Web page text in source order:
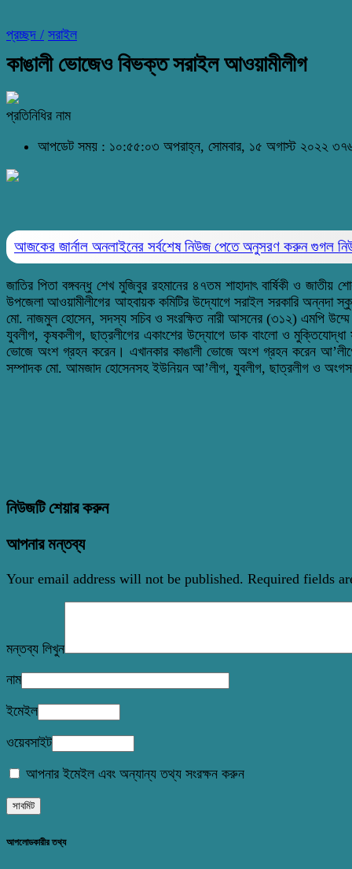
প্রচ্ছদ / সরাইল
কাঙালী ভোজেও বিভক্ত সরাইল আওয়ামীলীগ
প্রতিনিধির নাম
আপডেট সময় : ১০:৫৫:০৩ অপরাহ্ন, সোমবার, ১৫ অগাস্ট ২০২২
আজকের জার্নাল অনলাইনের সর্বশেষ নিউজ পেতে অনুসরণ করুনগুগল
জাতির পিতা বঙ্গবন্ধু শেখ মুজিবুর রহমানের ৪৭তম শাহাদাৎ বার্ষিকী ও
উপজেলা আওয়ামীলীগের আহবায়ক কমিটির উদ্যোগে সরাইল সরকারি
মো. নাজমুল হোসেন, সদস্য সচিব ও সংরক্ষিত নারী আসনের (৩১২) এমপি
যুবলীগ, কৃষকলীগ, ছাত্রলীগের একাংশের উদ্যোগে ডাক বাংলো ও
ভোজে অংশ গ্রহন করেন। এখানকার কাঙালী ভোজে অংশ গ্রহন করেন
সম্পাদক মো. আমজাদ হোসেনসহ ইউনিয়ন আ’লীগ, যুবলীগ, ছাত্রলীগ ও
নিউজটি শেয়ার করুন
আপনার মন্তব্য
Your email address will not be published. Required fields
মন্তব্য লিখুন
নাম
ইমেইল
ওয়েবসাইট
আপনার ইমেইল এবং অন্যান্য তথ্য সংরক্ষন করুন
আপলোডকারীর তথ্য